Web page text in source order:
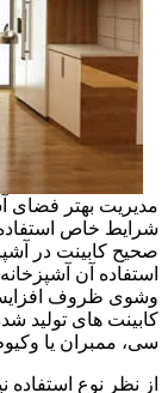
مدیریت بهتر فضای
شرایط خاص
صحیح کابینت در
استفاده آن
وشوی ظروف افزایش
کابینت های تولید
سی، ممبران یا
از نظر نوع استفاده